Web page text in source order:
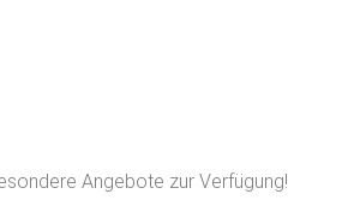
Angebote zur Verfügung!